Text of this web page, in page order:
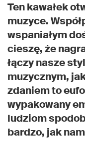
Ten kawałek
muzyce.
wspaniałym
cieszę, że
łączy nasze
muzycznym,
zdaniem to
wypakowany
ludziom
bardzo, jak